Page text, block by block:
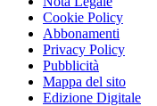
Cookie Policy
Abbonamenti
Privacy Policy
Pubblicità
Mappa del sito
Edizione Digitale